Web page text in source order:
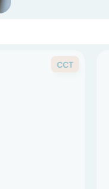
CCT